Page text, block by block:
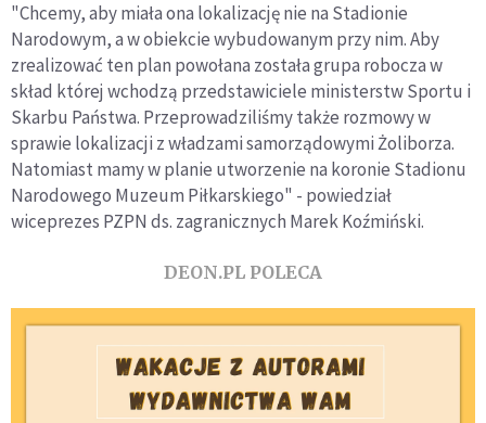
"Chcemy, aby miała ona lokalizację nie na Stadionie
Narodowym, a w obiekcie wybudowanym przy nim. Aby
zrealizować ten plan powołana została grupa robocza w
skład której wchodzą przedstawiciele ministerstw Sportu i
Skarbu Państwa. Przeprowadziliśmy także rozmowy w
sprawie lokalizacji z władzami samorządowymi Żoliborza.
Natomiast mamy w planie utworzenie na koronie Stadionu
Narodowego Muzeum Piłkarskiego" - powiedział
wiceprezes PZPN ds. zagranicznych Marek Koźmiński.
DEON.PL POLECA